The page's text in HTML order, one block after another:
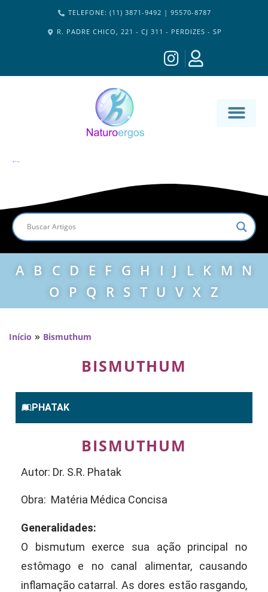
TELEFONE: (11) 3871-9492 | 95570-8787
R. PADRE CHICO, 221 - CJ 311 - PERDIZES - SP
A B C D E F G H I J L K M N
O
P Q R S T U V X Z
Início » Bismuthum
BISMUTHUM
PHATAK
BISMUTHUM
Autor: Dr. S.R. Phatak
Obra: Matéria Médica Concisa
Generalidades:
O bismutum exerce sua ação principal no
estômago e no canal alimentar, causando
inflamação catarral. As dores estão rasgando,